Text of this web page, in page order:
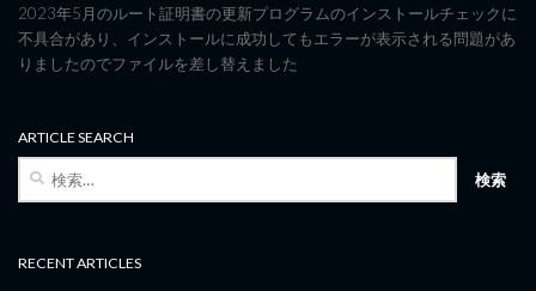
2023年5月のルート証明書の更新プログラムのインストールチェックに
不具合があり、インストールに成功してもエラーが表示される問題があ
りましたのでファイルを差し替えました
ARTICLE SEARCH
検
RECENT ARTICLES